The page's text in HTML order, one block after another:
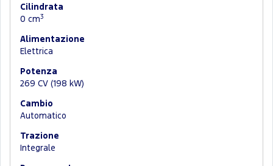
Cilindrata
0 cm3
Alimentazione
Elettrica
Potenza
269 CV (198 kW)
Cambio
Automatico
Trazione
Integrale